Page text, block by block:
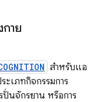
กาย
สำหรับแอ
ะเภทกิจกรรมการ
ปั่นจักรยาน หรือการ